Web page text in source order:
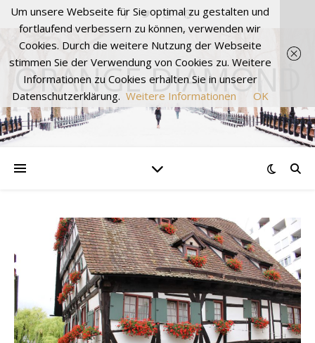
ORANGE DIAMOND
Um unsere Webseite für Sie optimal zu gestalten und
fortlaufend verbessern zu können, verwenden wir
Cookies. Durch die weitere Nutzung der Webseite
stimmen Sie der Verwendung von Cookies zu. Weitere
Informationen zu Cookies erhalten Sie in unserer
Datenschutzerklärung. Weitere Informationen OK